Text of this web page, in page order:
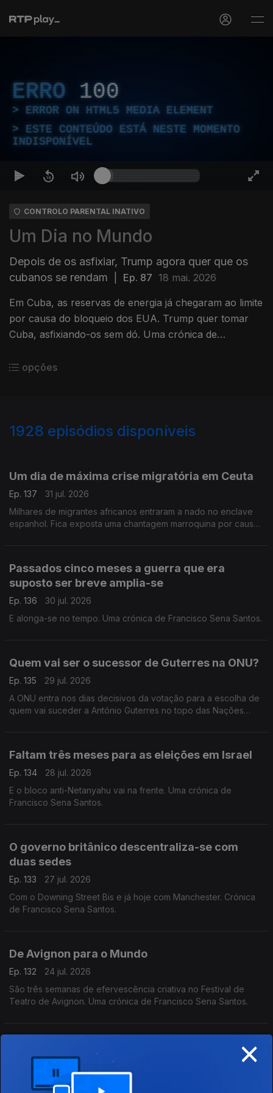
ERRO 100
ERROR ON HTML5 MEDIA ELEMENT
ESTE CONTEÚDO ESTÁ NESTE MOMENTO
INDISPONÍVEL
CONTROLO PARENTAL INATIVO
Um Dia no Mundo
Depois de os asfixiar, Trump agora quer que os
cubanos se rendam
Ep. 87 18 mai. 2026
Em Cuba, as reservas de energia já chegaram ao limite
por causa do bloqueio dos EUA. Trump quer tomar
Cuba, asfixiando-os sem dó. Uma crónica de
opções
1928 episódios disponíveis
Um dia de máxima crise migratória em Ceuta
Ep. 137
31 jul. 2026
Milhares de migrantes africanos entraram a nado no enclave
espanhol. Fica exposta uma chantagem marroquina por causa
Passados cinco meses a guerra que era
suposto ser breve amplia-se
Ep. 136
30 jul. 2026
E alonga-se no tempo. Uma crónica de Francisco Sena Santos.
Quem vai ser o sucessor de Guterres na ONU?
Ep. 135
29 jul. 2026
A ONU entra nos dias decisivos da votação para a escolha de
quem vai suceder a António Guterres no topo das Nações
Faltam três meses para as eleições em Israel
Ep. 134
28 jul. 2026
E o bloco anti-Netanyahu vai na frente. Uma crónica de
Francisco Sena Santos.
O governo britânico descentraliza-se com
duas sedes
Ep. 133
27 jul. 2026
Com o Downing Street Bis e já hoje com Manchester. Crónica
de Francisco Sena Santos.
De Avignon para o Mundo
Ep. 132
24 jul. 2026
São três semanas de efervescência criativa no Festival de
Teatro de Avignon. Uma crónica de Francisco Sena Santos.
23 jul. 2026
Pelo menos 1170 palestinianos mortos e não há um cubo de
×